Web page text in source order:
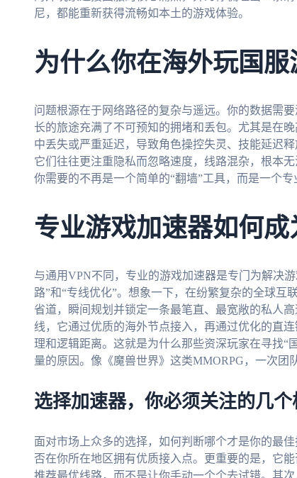
尼，都能重新获得流畅如本土的游戏体验。
为什么你在海外玩国服
问题根源在于网络路径的复杂与遥远。你的数据需
长的旅途充满了不可预知的拥堵和丢包。尤其是在
中丢失或严重延迟，导致角色操控失灵、技能延迟
它们往往更注重隐私而忽略速度，线路混杂，根本
你需要的不再是一个简单的“翻墙”工具，而是一个专
专业游戏加速器如何成
与通用VPN不同，专业的游戏加速器是专门为解决
路”和“专线优化”。想象一下，在纷繁复杂的全球互
省道，瞬间规划并锁定一条最笔直、最宽敞的私人
线，它通过优质的海外节点接入，再通过优化的直
理和逻辑距离。这就是为什么那些资深玩家在寻找“
量的原因。像《魔兽世界》这类MMORPG，一次团
选择加速器，你必须关注的几
面对市场上众多的选择，如何判断哪个才是你的最
否在你所在地区拥有优质接入点。更重要的是，它
推荐最优线路，而不是让你手动一个个去试错。其